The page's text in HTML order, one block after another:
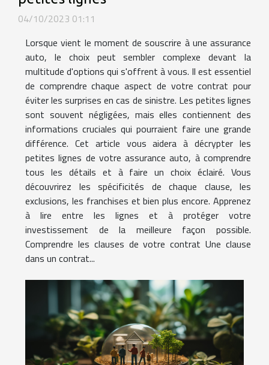
04/10/2023 01:11
Lorsque vient le moment de souscrire à une assurance
auto, le choix peut sembler complexe devant la
multitude d'options qui s'offrent à vous. Il est essentiel
de comprendre chaque aspect de votre contrat pour
éviter les surprises en cas de sinistre. Les petites lignes
sont souvent négligées, mais elles contiennent des
informations cruciales qui pourraient faire une grande
différence. Cet article vous aidera à décrypter les
petites lignes de votre assurance auto, à comprendre
tous les détails et à faire un choix éclairé. Vous
découvrirez les spécificités de chaque clause, les
exclusions, les franchises et bien plus encore. Apprenez
à lire entre les lignes et à protéger votre
investissement de la meilleure façon possible.
Comprendre les clauses de votre contrat Une clause
dans un contrat...